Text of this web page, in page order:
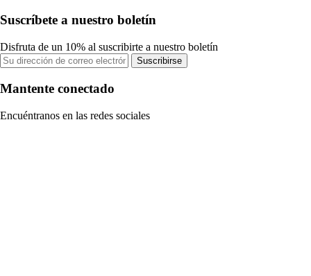
Suscríbete a nuestro boletín
Disfruta de un 10% al suscribirte a nuestro boletín
Suscribirse
Mantente conectado
Encuéntranos en las redes sociales